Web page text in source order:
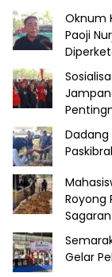
Oknum
Paoji
Dadang
Royong
Gelar